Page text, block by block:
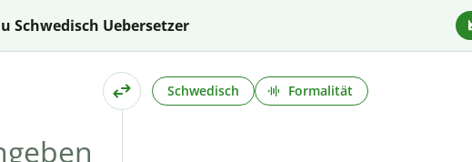
Schwedisch Uebersetzer
Schwedisch Formalität